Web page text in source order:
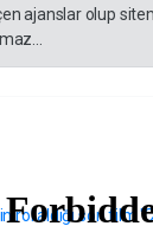
ajanslar olup
rol aldığı son film